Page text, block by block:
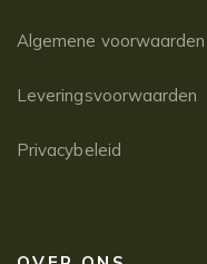
Algemene voorwaarden
Leveringsvoorwaarden
Privacybeleid